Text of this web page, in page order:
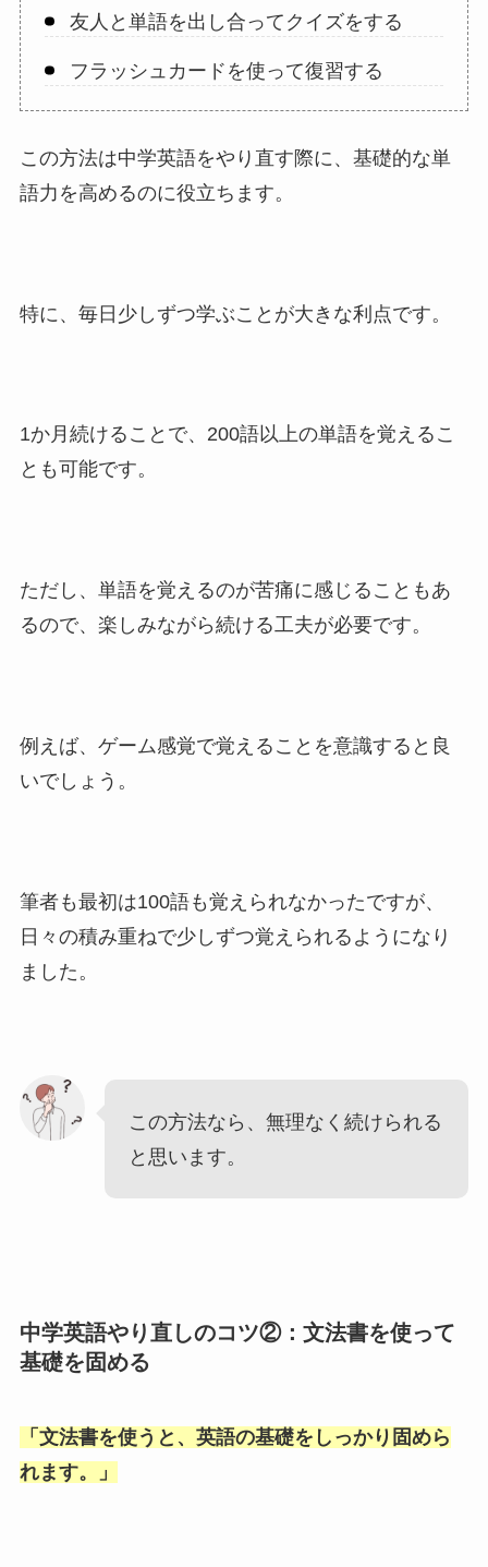
友人と単語を出し合ってクイズをする
フラッシュカードを使って復習する
この方法は中学英語をやり直す際に、基礎的な単
語力を高めるのに役立ちます。
特に、毎日少しずつ学ぶことが大きな利点です。
1か月続けることで、200語以上の単語を覚えるこ
とも可能です。
ただし、単語を覚えるのが苦痛に感じることもあ
るので、楽しみながら続ける工夫が必要です。
例えば、ゲーム感覚で覚えることを意識すると良
いでしょう。
筆者も最初は100語も覚えられなかったですが、
日々の積み重ねで少しずつ覚えられるようになり
ました。
この方法なら、無理なく続けられる
と思います。
中学英語やり直しのコツ②：文法書を使って
基礎を固める
「 文法書を使うと、英語の基礎をしっかり固めら
れます。
」